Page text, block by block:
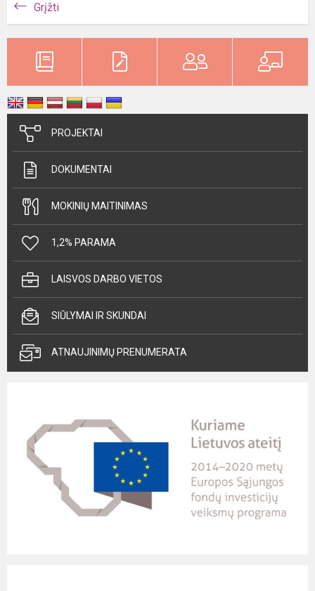
Grįžti
PROJEKTAI
DOKUMENTAI
MOKINIŲ MAITINIMAS
1,2% PARAMA
LAISVOS DARBO VIETOS
SIŪLYMAI IR SKUNDAI
ATNAUJINIMŲ PRENUMERATA